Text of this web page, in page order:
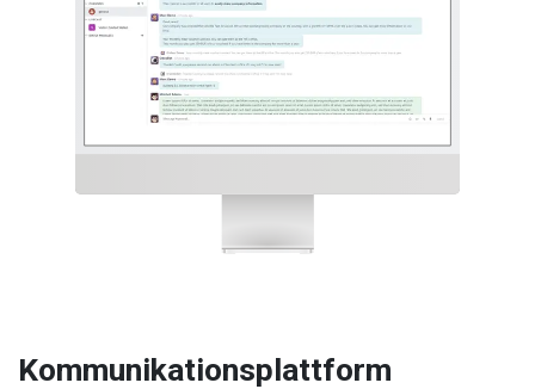
Kommunikationsplattform